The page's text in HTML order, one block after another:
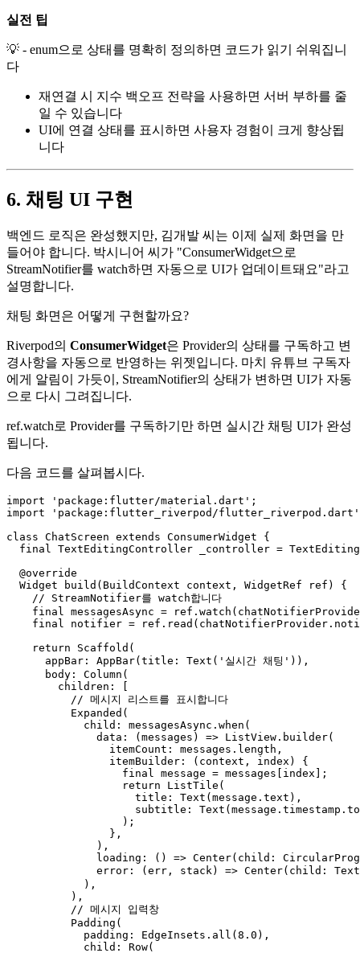
실전 팁
💡 - enum으로 상태를 명확히 정의하면 코드가 읽기 쉬워집니
다
재연결 시 지수 백오프 전략을 사용하면 서버 부하를 줄
일 수 있습니다
UI에 연결 상태를 표시하면 사용자 경험이 크게 향상됩
니다
6. 채팅 UI 구현
백엔드 로직은 완성했지만, 김개발 씨는 이제 실제 화면을 만
들어야 합니다. 박시니어 씨가 "ConsumerWidget으로
StreamNotifier를 watch하면 자동으로 UI가 업데이트돼요"라고
설명합니다.
채팅 화면은 어떻게 구현할까요?
Riverpod의 ConsumerWidget은 Provider의 상태를 구독하고 변
경사항을 자동으로 반영하는 위젯입니다. 마치 유튜브 구독자
에게 알림이 가듯이, StreamNotifier의 상태가 변하면 UI가 자동
으로 다시 그려집니다.
ref.watch로 Provider를 구독하기만 하면 실시간 채팅 UI가 완성
됩니다.
다음 코드를 살펴봅시다.
import 'package:flutter/material.dart';
import 'package:flutter_riverpod/
class ChatScreen extends ConsumerWidget {
final TextEditingController _controller =
  @override
  Widget build(BuildContext context, WidgetRef ref) {
    // StreamNotifier를 watch합니다
final messagesAsync =
final notifier =
    return Scaffold(
      appBar: AppBar(title: Text('실시간 채팅')),
      body: Column(
        children: [
          // 메시지 리스트를 표시합니다
          Expanded(
            child: messagesAsync.when(
              data: (messages) => ListView.builder(
                itemCount: messages.length,
                itemBuilder: (context, index) {
                  final message = messages[index];
                  return ListTile(
                    title: Text(message.text),
subtitle:
                  );
                },
              ),
loading: () => Center(child:
error: (err, stack) => Center(child:
            ),
          ),
          // 메시지 입력창
          Padding(
            padding: EdgeInsets.all(8.0),
            child: Row(